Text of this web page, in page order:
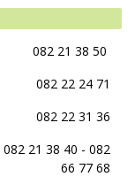
082 21 38 50
082 22 24 71
082 22 31 36
082 21 38 40 - 082
66 77 68